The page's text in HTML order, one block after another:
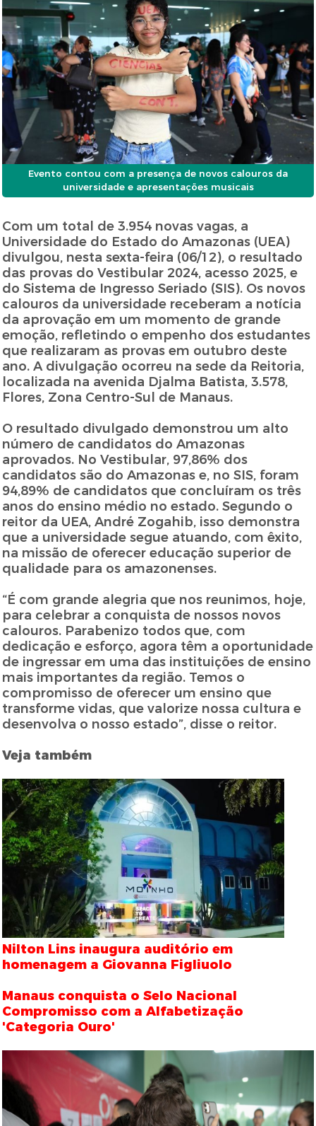
Evento contou com a presença de novos calouros da
universidade e apresentações musicais
Com um total de 3.954 novas vagas, a
Universidade do Estado do Amazonas (UEA)
divulgou, nesta sexta-feira (06/12), o resultado
das provas do Vestibular 2024, acesso 2025, e
do Sistema de Ingresso Seriado (SIS). Os novos
calouros da universidade receberam a notícia
da aprovação em um momento de grande
emoção, refletindo o empenho dos estudantes
que realizaram as provas em outubro deste
ano. A divulgação ocorreu na sede da Reitoria,
localizada na avenida Djalma Batista, 3.578,
Flores, Zona Centro-Sul de Manaus.
O resultado divulgado demonstrou um alto
número de candidatos do Amazonas
aprovados. No Vestibular, 97,86% dos
candidatos são do Amazonas e, no SIS, foram
94,89% de candidatos que concluíram os três
anos do ensino médio no estado. Segundo o
reitor da UEA, André Zogahib, isso demonstra
que a universidade segue atuando, com êxito,
na missão de oferecer educação superior de
qualidade para os amazonenses.
“É com grande alegria que nos reunimos, hoje,
para celebrar a conquista de nossos novos
calouros. Parabenizo todos que, com
dedicação e esforço, agora têm a oportunidade
de ingressar em uma das instituições de ensino
mais importantes da região. Temos o
compromisso de oferecer um ensino que
transforme vidas, que valorize nossa cultura e
desenvolva o nosso estado”, disse o reitor.
Veja também
Nilton Lins inaugura auditório em
homenagem a Giovanna Figliuolo
Manaus conquista o Selo Nacional
Compromisso com a Alfabetização
'Categoria Ouro'